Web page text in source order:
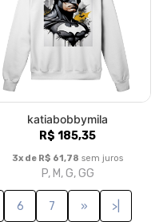
katiabobbymila
R$ 185,35
3x de R$ 61,78 sem juros
P, M, G, GG
6 7 » >|